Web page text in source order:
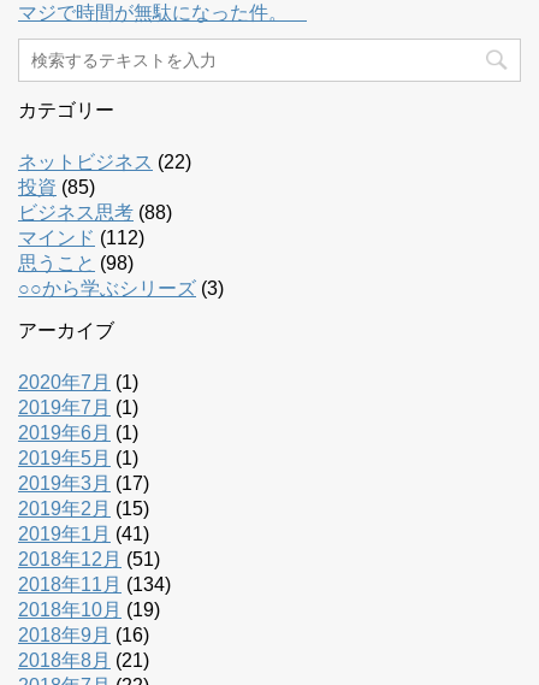
マジで時間が無駄になった件。
カテゴリー
ネットビジネス (22)
投資 (85)
ビジネス思考 (88)
マインド (112)
思うこと (98)
○○から学ぶシリーズ (3)
アーカイブ
2020年7月 (1)
2019年7月 (1)
2019年6月 (1)
2019年5月 (1)
2019年3月 (17)
2019年2月 (15)
2019年1月 (41)
2018年12月 (51)
2018年11月 (134)
2018年10月 (19)
2018年9月 (16)
2018年8月 (21)